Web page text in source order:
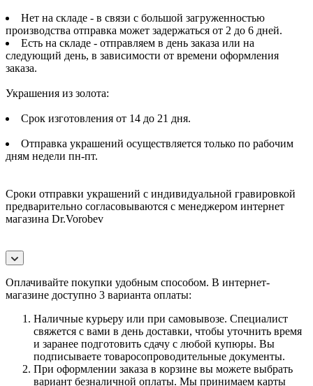
Нет на складе - в связи с большой загруженностью
производства отправка может задержаться от 2 до 6 дней.
Есть на складе - отправляем в день заказа или на
следующий день, в зависимости от времени оформления
заказа.
Украшения из золота:
Срок изготовления от 14 до 21 дня.
Отправка украшений осуществляется только по рабочим
дням недели пн-пт.
Сроки отправки украшений с индивидуальной гравировкой
предварительно согласовываются с менеджером интернет
магазина Dr.Vorobev
Оплачивайте покупки удобным способом. В интернет-
магазине доступно 3 варианта оплаты:
Наличные курьеру или при самовывозе. Специалист
свяжется с вами в день доставки, чтобы уточнить время
и заранее подготовить сдачу с любой купюры. Вы
подписываете товаросопроводительные документы.
При оформлении заказа в корзине вы можете выбрать
вариант безналичной оплаты. Мы принимаем карты